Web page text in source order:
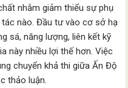
nhằm giảm thiểu sự phụ
nào. Đầu tư vào cơ sở hạ
sá, năng lượng, liên kết kỹ
này nhiều lợi thế hơn. Việc
chuyển khả thi giữa Ấn Độ
thảo luận.